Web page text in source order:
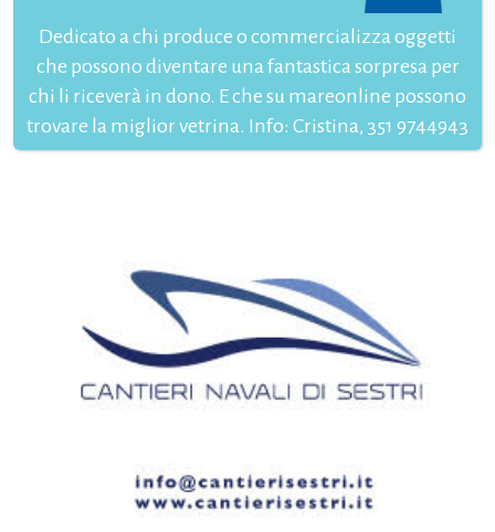
Dedicato a chi produce o commercializza oggetti
che possono diventare una fantastica sorpresa per
chi li riceverà in dono. E che su mareonline possono
trovare la miglior vetrina. Info: Cristina, 351 9744943